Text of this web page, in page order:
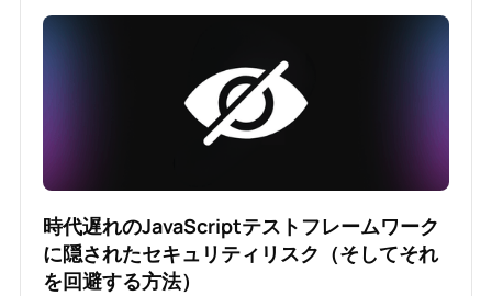
時代遅れのJavaScriptテストフレームワーク
に隠されたセキュリティリスク（そしてそれ
を回避する方法）